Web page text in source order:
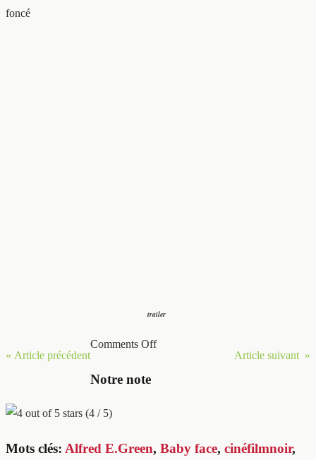
foncé
trailer
« Article précédent Article suivant »
Comments Off
Notre note
(4 / 5)
Mots clés: Alfred E.Green, Baby face, cinéfilmnoir,